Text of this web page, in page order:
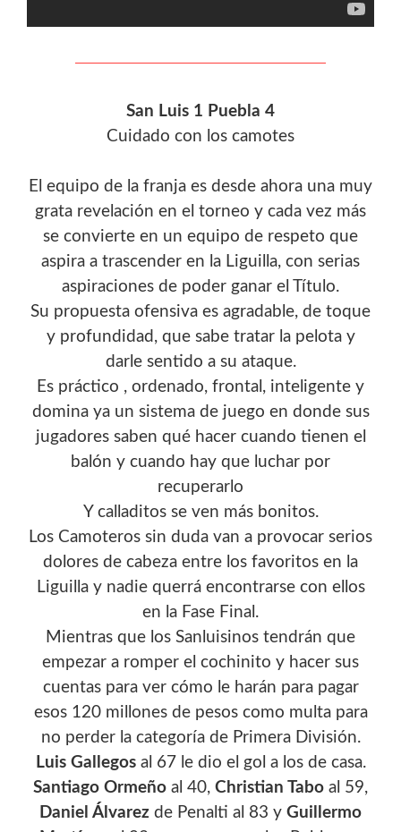
San Luis 1 Puebla 4
Cuidado con los camotes
El equipo de la franja es desde ahora una muy
grata revelación en el torneo y cada vez más
se convierte en un equipo de respeto que
aspira a trascender en la Liguilla, con serias
aspiraciones de poder ganar el Título.
Su propuesta ofensiva es agradable, de toque
y profundidad, que sabe tratar la pelota y
darle sentido a su ataque.
Es práctico , ordenado, frontal, inteligente y
domina ya un sistema de juego en donde sus
jugadores saben qué hacer cuando tienen el
balón y cuando hay que luchar por
recuperarlo
Y calladitos se ven más bonitos.
Los Camoteros sin duda van a provocar serios
dolores de cabeza entre los favoritos en la
Liguilla y nadie querrá encontrarse con ellos
en la Fase Final.
Mientras que los Sanluisinos tendrán que
empezar a romper el cochinito y hacer sus
cuentas para ver cómo le harán para pagar
esos 120 millones de pesos como multa para
no perder la categoría de Primera División.
Luis Gallegosal 67 le dio el gol a los de casa.
Santiago Ormeño al 40, Christian Tabo al 59,
Daniel Álvarez de Penalti al 83 y Guillermo